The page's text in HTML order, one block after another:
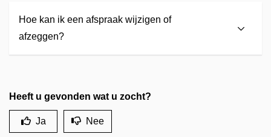
Hoe kan ik een afspraak wijzigen of
afzeggen?
Heeft u gevonden wat u zocht?
Ja Nee